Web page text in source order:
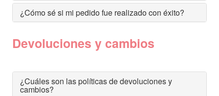
¿Cómo sé si mi pedido fue realizado con éxito?
Devoluciones y cambios
¿Cuáles son las políticas de devoluciones y
cambios?
Tops Deportivos
Paraguas
Gris